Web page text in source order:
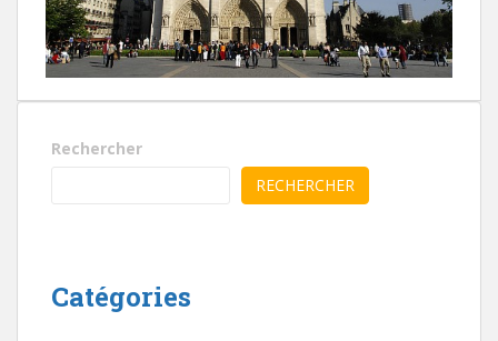
Rechercher
RECHERCHER
Catégories